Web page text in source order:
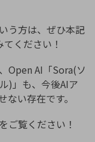
う方は、ぜひ本記
ください！
Open AI「Sora(ソ
)」も、今後AIア
い存在です。
ご覧ください！